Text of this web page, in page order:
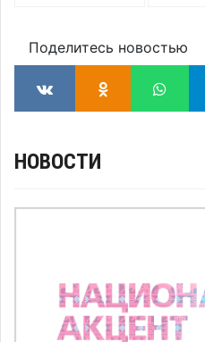
Поделитесь новостью
НОВОСТИ